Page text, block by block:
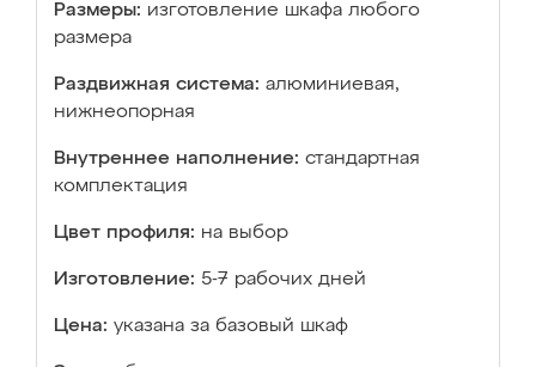
Размеры: изготовление шкафа любого
размера
Раздвижная система: алюминиевая,
нижнеопорная
Внутреннее наполнение: стандартная
комплектация
Цвет профиля: на выбор
Изготовление: 5-7 рабочих дней
Цена: указана за базовый шкаф